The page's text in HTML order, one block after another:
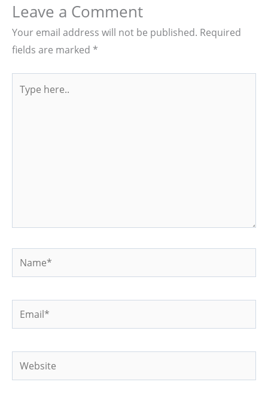
Leave a Comment
Your email address will not be published. Required
fields are marked *
here..
Name*
Email*
Website